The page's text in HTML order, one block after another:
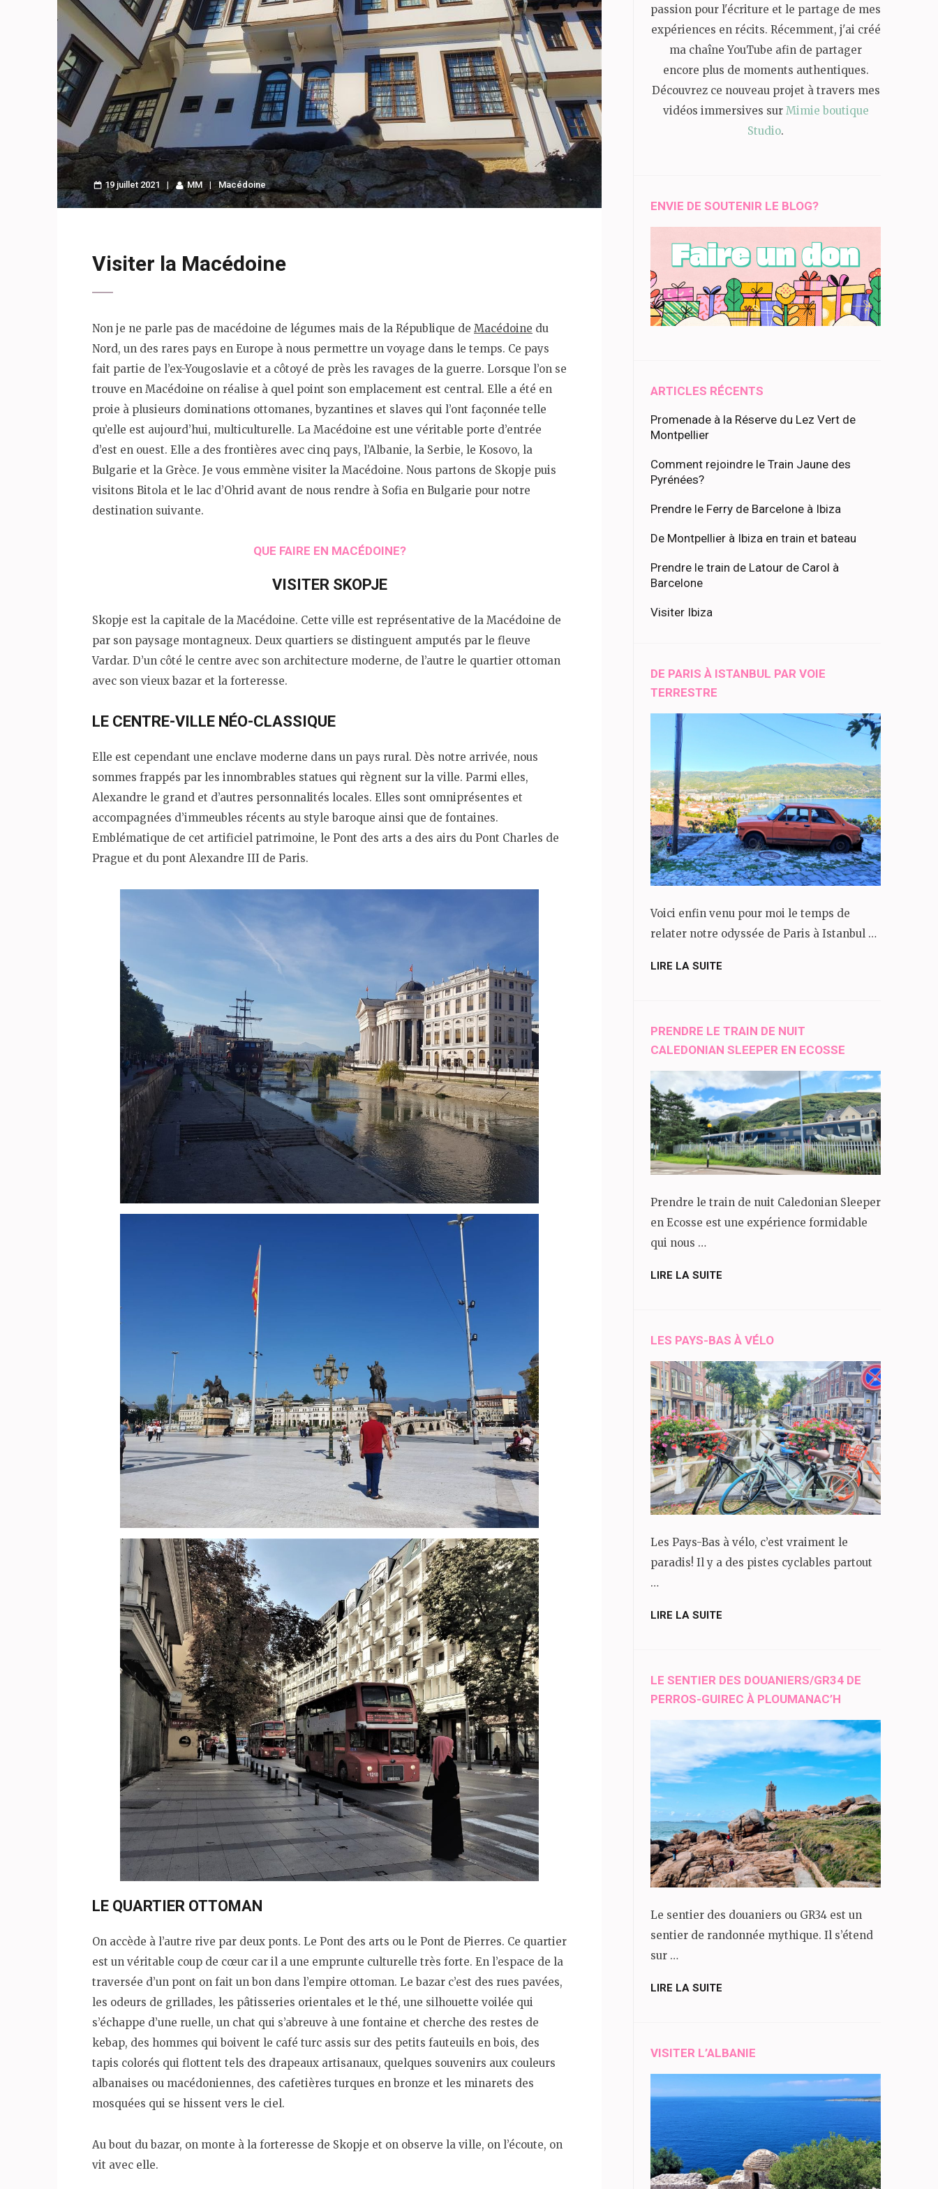
19 juillet 2021 MM Macédoine
Visiter la Macédoine
Non je ne parle pas de macédoine de légumes mais de la République de Macédoine du
Nord, un des rares pays en Europe à nous permettre un voyage dans le temps. Ce pays
fait partie de l’ex-Yougoslavie et a côtoyé de près les ravages de la guerre. Lorsque l’on se
trouve en Macédoine on réalise à quel point son emplacement est central. Elle a été en
proie à plusieurs dominations ottomanes, byzantines et slaves qui l’ont façonnée telle
qu’elle est aujourd’hui, multiculturelle. La Macédoine est une véritable porte d’entrée
d’est en ouest. Elle a des frontières avec cinq pays, l’Albanie, la Serbie, le Kosovo, la
Bulgarie et la Grèce. Je vous emmène visiter la Macédoine. Nous partons de Skopje puis
visitons Bitola et le lac d’Ohrid avant de nous rendre à Sofia en Bulgarie pour notre
destination suivante.
QUE FAIRE EN MACÉDOINE?
VISITER SKOPJE
Skopje est la capitale de la Macédoine. Cette ville est représentative de la Macédoine de
par son paysage montagneux. Deux quartiers se distinguent amputés par le fleuve
Vardar. D’un côté le centre avec son architecture moderne, de l’autre le quartier ottoman
avec son vieux bazar et la forteresse.
LE CENTRE-VILLE NÉO-CLASSIQUE
Elle est cependant une enclave moderne dans un pays rural. Dès notre arrivée, nous
sommes frappés par les innombrables statues qui règnent sur la ville. Parmi elles,
Alexandre le grand et d’autres personnalités locales. Elles sont omniprésentes et
accompagnées d’immeubles récents au style baroque ainsi que de fontaines.
Emblématique de cet artificiel patrimoine, le Pont des arts a des airs du Pont Charles de
Prague et du pont Alexandre III de Paris.
LE QUARTIER OTTOMAN
On accède à l’autre rive par deux ponts. Le Pont des arts ou le Pont de Pierres. Ce quartier
est un véritable coup de cœur car il a une emprunte culturelle très forte. En l’espace de la
traversée d’un pont on fait un bon dans l’empire ottoman. Le bazar c’est des rues pavées,
les odeurs de grillades, les pâtisseries orientales et le thé, une silhouette voilée qui
s’échappe d’une ruelle, un chat qui s’abreuve à une fontaine et cherche des restes de
kebap, des hommes qui boivent le café turc assis sur des petits fauteuils en bois, des
tapis colorés qui flottent tels des drapeaux artisanaux, quelques souvenirs aux couleurs
albanaises ou macédoniennes, des cafetières turques en bronze et les minarets des
mosquées qui se hissent vers le ciel.
Au bout du bazar, on monte à la forteresse de Skopje et on observe la ville, on l’écoute, on
vit avec elle.
passion pour l'écriture et le partage de mes
expériences en récits. Récemment, j'ai créé
ma chaîne YouTube afin de partager
encore plus de moments authentiques.
Découvrez ce nouveau projet à travers mes
vidéos immersives sur Mimie boutique
Studio.
ENVIE DE SOUTENIR LE BLOG?
ARTICLES RÉCENTS
Promenade à la Réserve du Lez Vert de
Montpellier
Comment rejoindre le Train Jaune des
Pyrénées?
Prendre le Ferry de Barcelone à Ibiza
De Montpellier à Ibiza en train et bateau
Prendre le train de Latour de Carol à
Barcelone
Visiter Ibiza
DE PARIS À ISTANBUL PAR VOIE
TERRESTRE
Voici enfin venu pour moi le temps de
relater notre odyssée de Paris à Istanbul …
LIRE LA SUITE
PRENDRE LE TRAIN DE NUIT
CALEDONIAN SLEEPER EN ECOSSE
Prendre le train de nuit Caledonian Sleeper
en Ecosse est une expérience formidable
qui nous …
LIRE LA SUITE
LES PAYS-BAS À VÉLO
Les Pays-Bas à vélo, c’est vraiment le
paradis! Il y a des pistes cyclables partout
…
LIRE LA SUITE
LE SENTIER DES DOUANIERS/GR34 DE
PERROS-GUIREC À PLOUMANAC’H
Le sentier des douaniers ou GR34 est un
sentier de randonnée mythique. Il s’étend
sur …
LIRE LA SUITE
VISITER L’ALBANIE